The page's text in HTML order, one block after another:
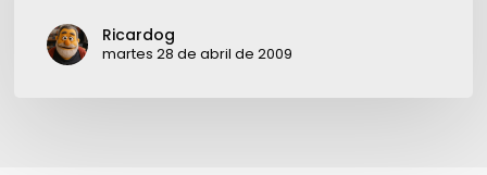
Ricardog
martes 28 de abril de 2009